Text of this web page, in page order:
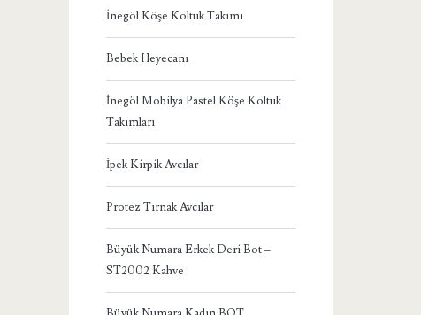
İnegöl Köşe Koltuk Takımı
Bebek Heyecanı
İnegöl Mobilya Pastel Köşe Koltuk
Takımları
İpek Kirpik Avcılar
Protez Tırnak Avcılar
Büyük Numara Erkek Deri Bot –
ST2002 Kahve